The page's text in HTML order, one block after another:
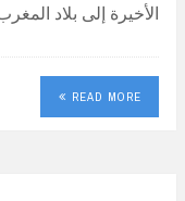
الأخيرة إلى بلاد
READ MORE